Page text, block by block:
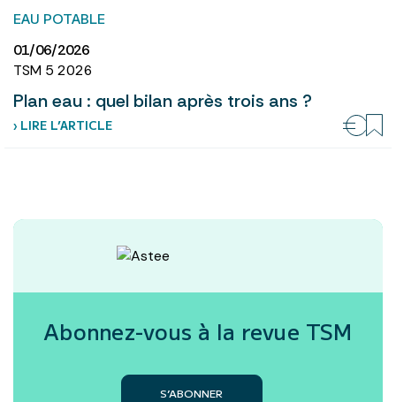
EAU POTABLE
01/06/2026
TSM 5 2026
Plan eau : quel bilan après trois ans ?
› LIRE L’ARTICLE
Abonnez-vous à la revue TSM
S’ABONNER